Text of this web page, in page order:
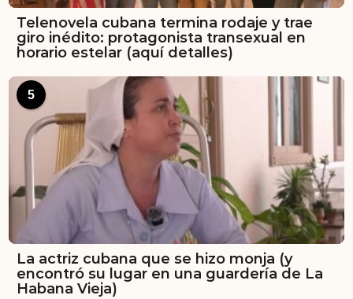
Telenovela cubana termina rodaje y trae
giro inédito: protagonista transexual en
horario estelar (aquí detalles)
5
La actriz cubana que se hizo monja (y
encontró su lugar en una guardería de La
Habana Vieja)